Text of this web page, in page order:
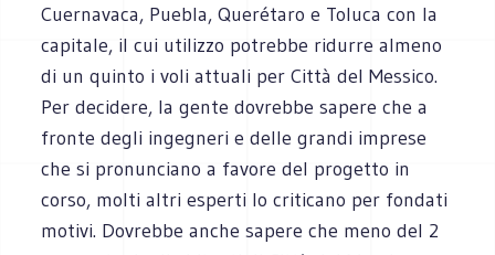
Cuernavaca, Puebla, Querétaro e Toluca con la
capitale, il cui utilizzo potrebbe ridurre almeno
di un quinto i voli attuali per Città del Messico.
Per decidere, la gente dovrebbe sapere che a
fronte degli ingegneri e delle grandi imprese
che si pronunciano a favore del progetto in
corso, molti altri esperti lo criticano per fondati
motivi. Dovrebbe anche sapere che meno del 2